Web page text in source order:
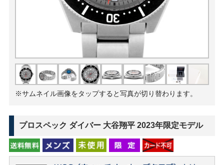
※サムネイル画像をタップすると写真が切り替わります。
プロスペック ダイバー 大谷翔平 2023年限定モデル